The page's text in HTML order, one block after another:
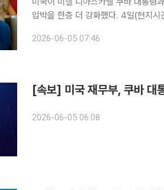
압박을 한층 더 강화했다. 4일(현지시간) 블룸버그통신에 따르면 미국 재무부 해외자산통제국
타를 포함한 쿠바 권력층 핵심 인물 5
2026-06-05 07:46
[속보] 미국 재무부, 쿠바 대
2026-06-05 06:08